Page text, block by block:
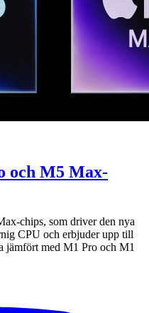
och M5 Max-
chips, som driver den nya
CPU och erbjuder upp till
jämfört med M1 Pro och M1